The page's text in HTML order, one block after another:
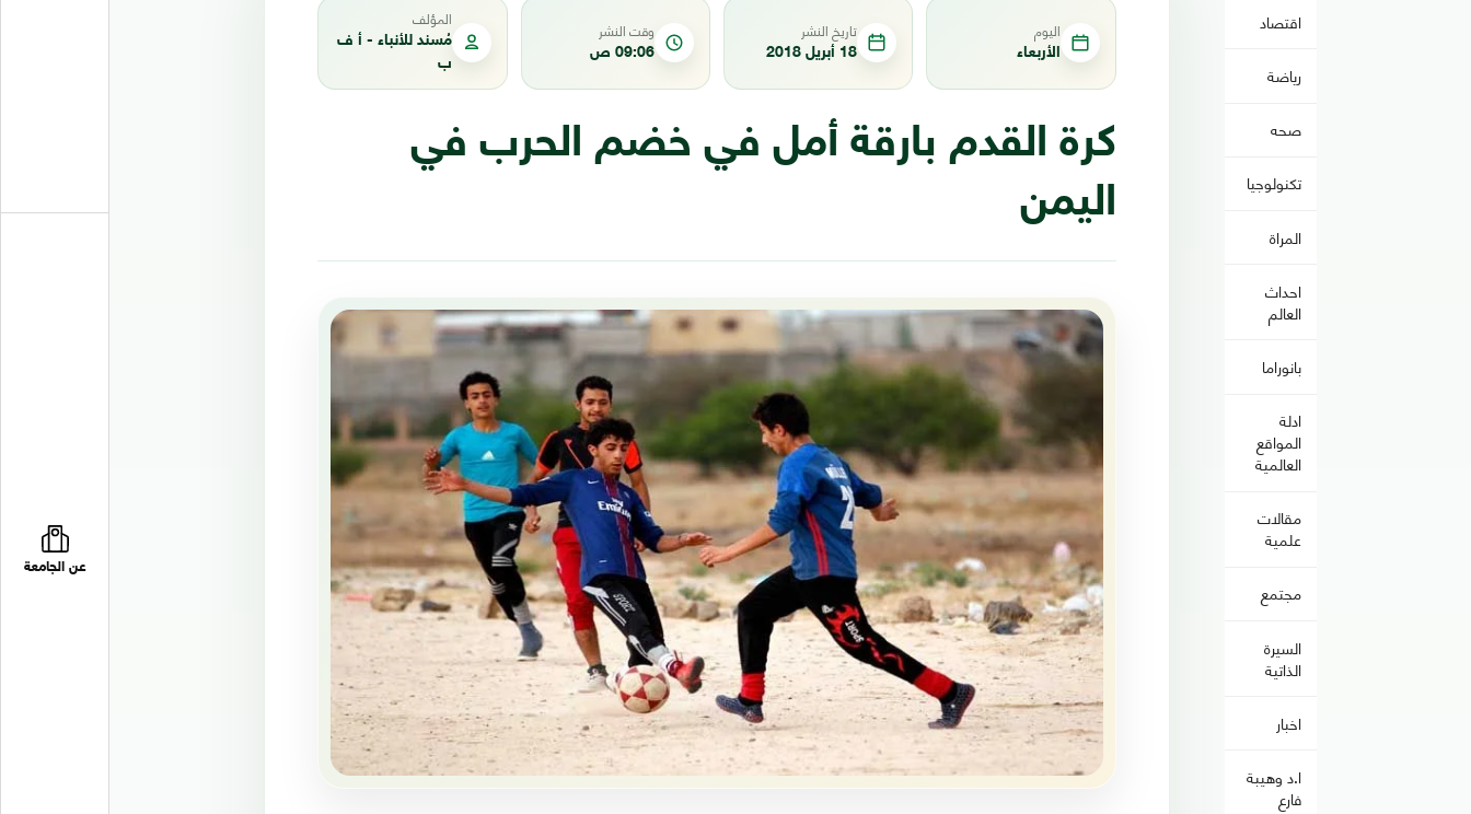
عن الجامعة
اقتصاد
رياضة
صحه
تكنولوجيا
المراة
احداث
العالم
بانوراما
ادلة
المواقع
العالمية
مقالات
علمية
مجتمع
السيرة
الذاتية
اخبار
ا.د وهيبة
فارع
اليوم
الأربعاء
تاريخ النشر
18 أبريل 2018
وقت النشر
09:06 ص
المؤلف
مُسند للأنباء - أ ف
ب
كرة القدم بارقة أمل في خضم الحرب في
اليمن